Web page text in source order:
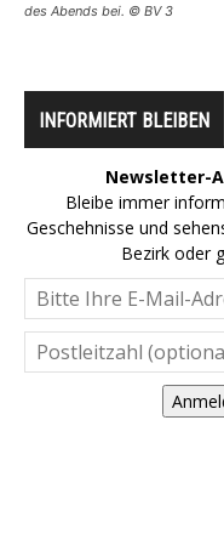
des Abends bei. © BV 3
INFORMIERT BLEIBEN
Newsletter-
Bleibe immer
Geschehnisse und
Bezirk oder